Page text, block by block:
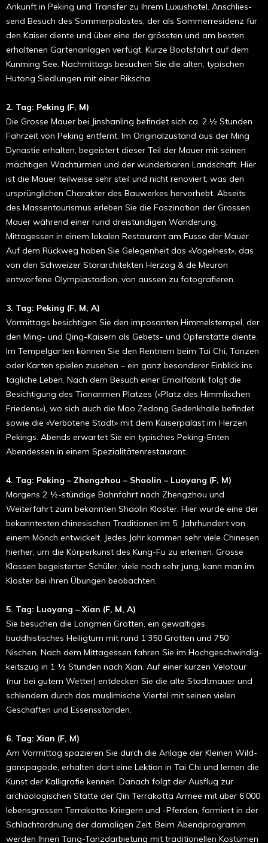
Ankunft in Peking und Transfer zu Ihrem Luxushotel. An­­schlies­
send Besuch des Sommerpalastes, der als Som­mer­residenz für
den Kaiser diente und über eine der grössten und am besten
erhaltenen Gartenanlagen verfügt. Kurze Boots­fahrt auf dem
Kunming See. Nachmittags besuchen Sie die alten, typischen
Hutong Siedlungen mit einer Rikscha.
2. Tag: Peking (F, M)
Die Grosse Mauer bei Jinshanling befindet sich ca. 2 ½ Stunden
Fahrzeit von Peking entfernt. Im Originalzustand aus der Ming
Dynastie erhalten, begeistert dieser Teil der Mauer mit seinen
mächtigen Wachtürmen und der wunderbaren Landschaft. Hier
ist die Mauer teilweise sehr steil und nicht renoviert, was den
ursprünglichen Charakter des Bauwerkes hervorhebt. Abseits
des Massentourismus erleben Sie die Faszination der Grossen
Mauer während einer rund dreistündigen Wanderung.
Mittagessen in einem lokalen Restaurant am Fusse der Mauer.
Auf dem Rückweg haben Sie Gele­gen­heit das «Vogel­nest», das
von den Schweizer Star­architekten Herzog & de Meuron
entworfene Olympia­stadion, von aussen zu foto­gra­fieren.
3. Tag: Peking (F, M, A)
Vormittags besichtigen Sie den imposanten Himmelstempel, der
den Ming- und Qing-Kaisern als Gebets- und Opfer­­stätte diente.
Im Tempelgarten können Sie den Rent­nern beim Tai Chi, Tanzen
oder Karten spielen zusehen – ein ganz besonderer Einblick ins
tägliche Leben. Nach dem Besuch einer Emailfabrik folgt die
Besichtigung des Tiananmen Platzes («Platz des Him­m­lischen
Friedens»), wo sich auch die Mao Zedong Gedenk­halle befindet
sowie die «Verbotene Stadt» mit dem Kaiser­palast im Herzen
Pekings. Abends erwartet Sie ein typisches Peking-Enten
Abendessen in einem Spezialitätenrestaurant.
4. Tag: Peking – Zhengzhou – Shaolin – Luoyang (F, M)
Morgens 2 ½-stündige Bahnfahrt nach Zhengzhou und
Weiterfahrt zum bekannten Shaolin Kloster. Hier wurde eine der
bekanntesten chinesischen Traditionen im 5. Jahrhundert von
einem Mönch entwickelt. Jedes Jahr kommen sehr viele Chinesen
hierher, um die Körperkunst des Kung-Fu zu erlernen. Grosse
Klassen begeisterter Schüler, viele noch sehr jung, kann man im
Kloster bei ihren Übungen beobachten.
5. Tag: Luoyang – Xian (F, M, A)
Sie besuchen die Longmen Grotten, ein gewaltiges
buddhistisches Heiligtum mit rund 1’350 Grotten und 750
Nischen. Nach dem Mittagessen fahren Sie im Hochge­schwindig­
keitszug in 1 ½ Stunden nach Xian. Auf einer kurzen Velotour
(nur bei gutem Wetter) entdecken Sie die alte Stadtmauer und
schlendern durch das muslimische Viertel mit seinen vielen
Geschäften und Essensständen.
6. Tag: Xian (F, M)
Am Vormittag spazieren Sie durch die Anlage der Kleinen Wild­
ganspagode, erhalten dort eine Lektion in Tai Chi und lernen die
Kunst der Kalligrafie kennen. Danach folgt der Ausflug zur
archäologischen Stätte der Qin Terrakotta Armee mit über 6’000
lebensgrossen Terrakotta-Kriegern und ­-Pfer­den, formiert in der
Schlachtordnung der damaligen Zeit. Beim Abendprogramm
werden Ihnen Tang-Tanz­dar­bietung mit traditionellen Kostümen